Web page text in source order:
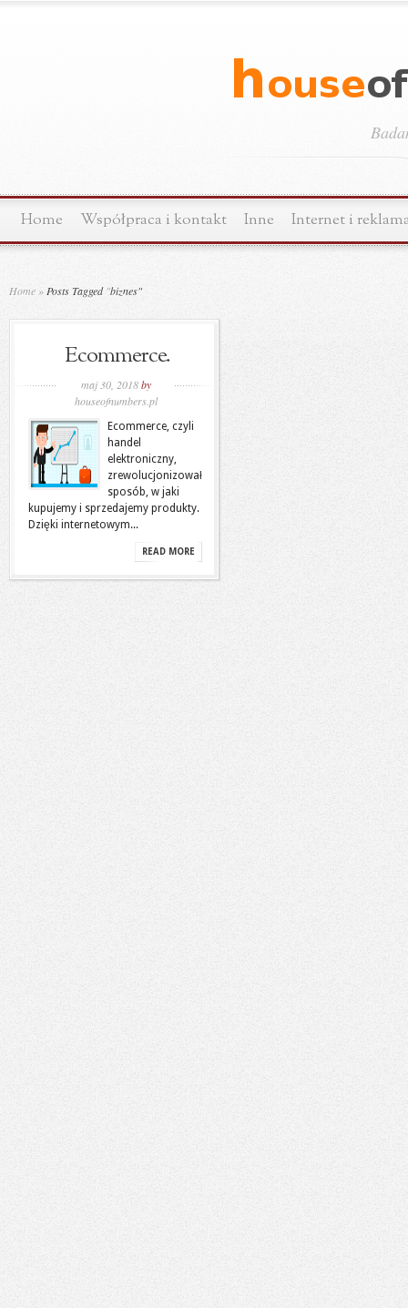
Home Współpraca i kontakt Inne Internet i
Home » Posts Tagged "biznes"
Ecommerce.
maj 30, 2018by
houseofnumbers.pl
Ecommerce, czyli
handel
elektroniczny,
zrewolucjonizował
sposób, w jaki
kupujemy i sprzedajemy produkty.
Dzięki internetowym...
READ MORE